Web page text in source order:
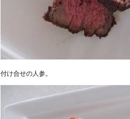
付け合せの人参。